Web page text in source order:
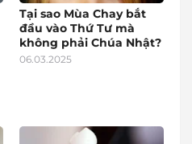
Tại sao Mùa Chay bắt
đầu vào Thứ Tư mà
không phải Chúa Nhật?
06.03.2025